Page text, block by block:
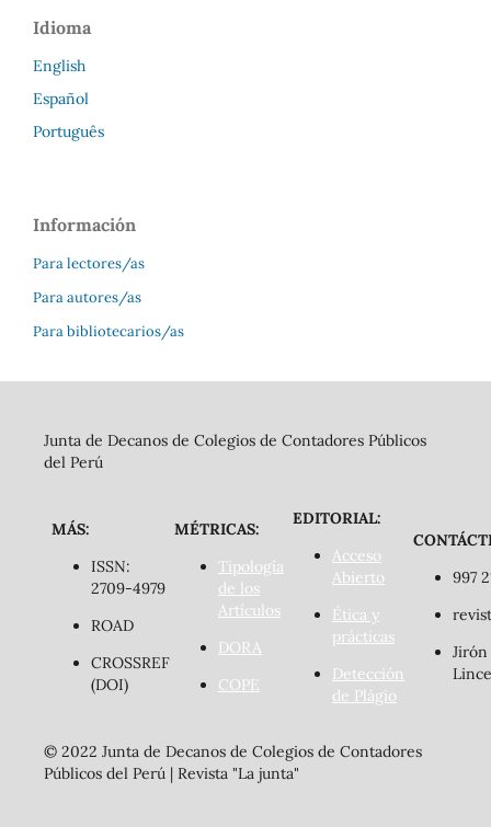
Idioma
English
Español
Português
Información
Para lectores/as
Para autores/as
Para bibliotecarios/as
Junta de Decanos de Colegios de Contadores Públicos
del Perú
MÁS:
ISSN:
2709-4979
ROAD
CROSSREF
(DOI)
MÉTRICAS:
Tipología
de los
Artículos
DORA
COPE
EDITORIAL:
Acceso
Abierto
Ética y
prácticas
Detección
de Plágio
997
Jirón
© 2022 Junta de Decanos de Colegios de Contadores
Públicos del Perú | Revista "La junta"